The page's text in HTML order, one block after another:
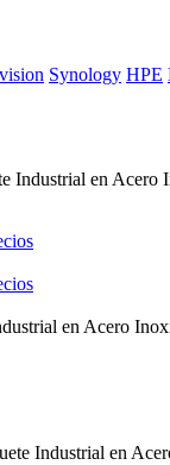
Synology HPE
Industrial en